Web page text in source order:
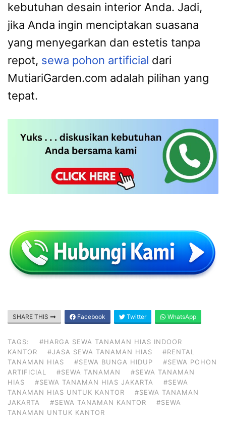
kebutuhan desain interior Anda. Jadi,
jika Anda ingin menciptakan suasana
yang menyegarkan dan estetis tanpa
repot, sewa pohon artificial dari
MutiariGarden.com adalah pilihan yang
tepat.
SHARE THIS Facebook Twitter WhatsApp
TAGS:
#HARGA SEWA TANAMAN HIAS INDOOR
KANTOR
#JASA SEWA TANAMAN HIAS
#RENTAL
TANAMAN HIAS
#SEWA BUNGA HIDUP
#SEWA POHON
ARTIFICIAL
#SEWA TANAMAN
#SEWA TANAMAN
HIAS
#SEWA TANAMAN HIAS JAKARTA
#SEWA
TANAMAN HIAS UNTUK KANTOR
#SEWA TANAMAN
JAKARTA
#SEWA TANAMAN KANTOR
#SEWA
TANAMAN UNTUK KANTOR